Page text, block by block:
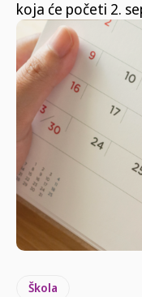
koja će početi 2.
Škola